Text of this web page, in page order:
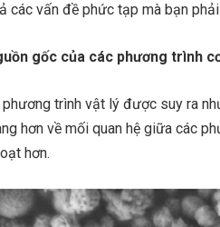
các vấn đề phức tạp mà bạn
gốc của các phương trình
trình vật lý được suy ra
hơn về mối quan hệ giữa các
hơn.